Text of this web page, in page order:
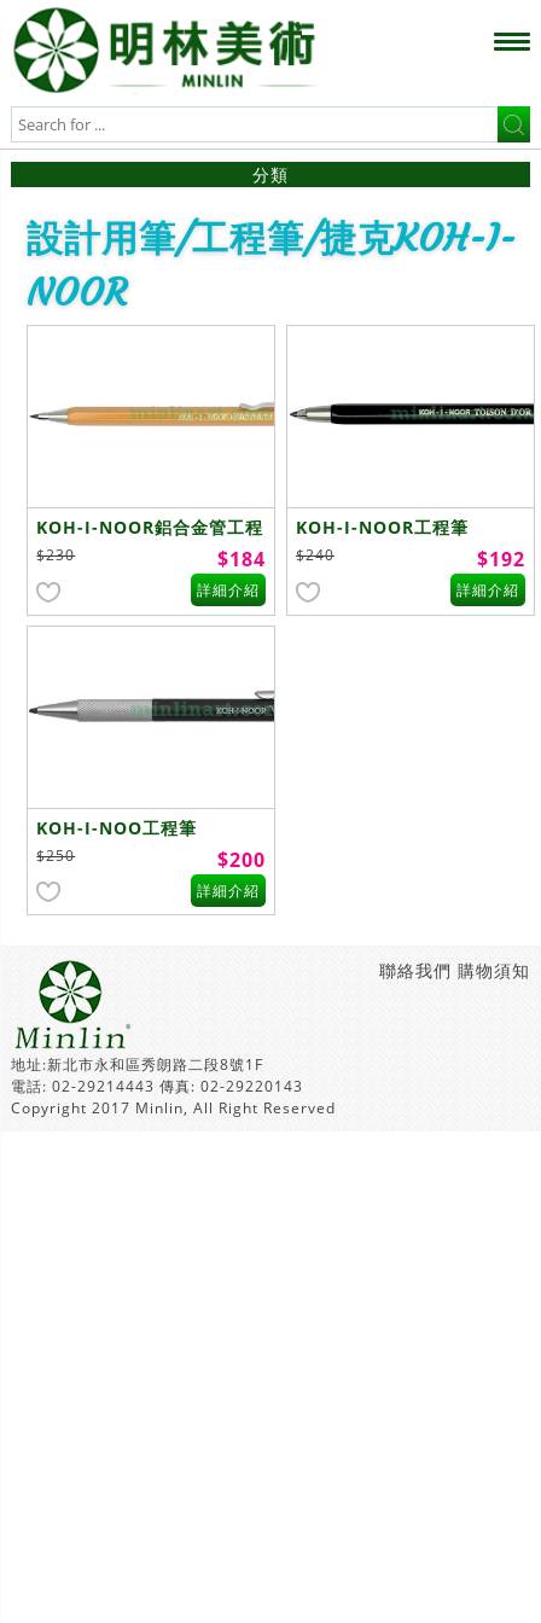
分類
設計用筆/工程筆/捷克KOH-I-
NOOR
KOH-I-NOOR鋁合金管工程
筆2.0mm
$230 $184
詳細介紹
KOH-I-NOOR工程筆
2.0mm(無筆夾)
$240 $192
詳細介紹
KOH-I-NOO工程筆
2.0mm(筆夾式)
$250 $200
詳細介紹
購物須知
聯絡我們
地址:新北市永和區秀朗路二段8號1F
電話: 02-29214443 傳真: 02-29220143
Copyright 2017 Minlin, All Right Reserved